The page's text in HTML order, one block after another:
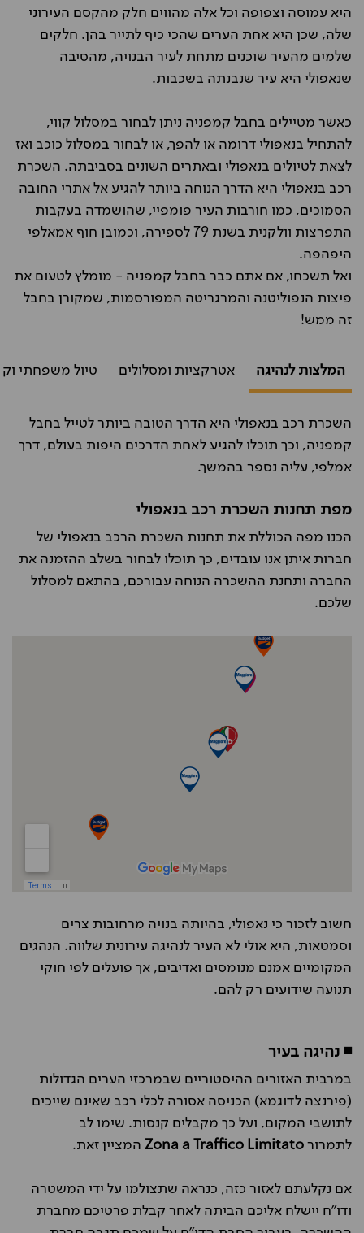
היא עמוסה וצפופה וכל אלה מהווים חלק מהקסם העירוני
שלה, שכן היא אחת הערים שהכי כיף לתייר בהן. חלקים
שלמים מהעיר שוכנים מתחת לעיר הבנויה, מהסיבה
שנאפולי היא עיר שנבנתה בשכבות.
כאשר מטיילים בחבל קמפניה ניתן לבחור במסלול קווי,
להתחיל בנאפולי דרומה או להפך, או לבחור במסלול כוכב ואז
לצאת לטיולים בנאפולי ובאתרים השונים בסביבתה. השכרת
רכב בנאפולי היא הדרך הנוחה ביותר להגיע אל אתרי החובה
הסמוכים, כמו חורבות העיר פומפיי, שהושמדה בעקבות
התפרצות וולקנית בשנת 79 לספירה, וכמובן חוף אמאלפי
היפהפה.
ואל תשכחו, אם אתם כבר בחבל קמפניה - מומלץ לטעום את
פיצות הנפוליטנה והמרגריטה המפורסמות, שמקורן בחבל
זה ממש!
המלצות לנהיגה אטרקציות ומסלולים טיול משפחתי
השכרת רכב בנאפולי היא הדרך הטובה ביותר לטייל בחבל
קמפניה, וכך תוכלו להגיע לאחת הדרכים היפות בעולם, דרך
אמלפי, עליה נספר בהמשך.
מפת תחנות השכרת רכב בנאפולי
הכנו מפה הכוללת את תחנות השכרת הרכב בנאפולי של
חברות איתן אנו עובדים, כך תוכלו לבחור בשלב ההזמנה את
החברה ותחנת ההשכרה הנוחה עבורכם, בהתאם למסלול
שלכם.
חשוב לזכור כי נאפולי, בהיותה בנויה מרחובות צרים
וסמטאות, היא אולי לא העיר לנהיגה עירונית שלווה. הנהגים
המקומיים אמנם מנומסים ואדיבים, אך פועלים לפי חוקי
תנועה שידועים רק להם.
◾ נהיגה בעיר
במרבית האזורים ההיסטוריים שבמרכזי הערים הגדולות
(פירנצה לדוגמא) הכניסה אסורה לכלי רכב שאינם שייכים
לתושבי המקום, ועל כך מקבלים קנסות. שימו לב
לתמרור
המציין זאת.
אם נקלעתם לאזור כזה, כנראה שתצולמו על ידי המשטרה
ודו"ח יישלח אליכם הביתה לאחר קבלת פרטיכם מחברת